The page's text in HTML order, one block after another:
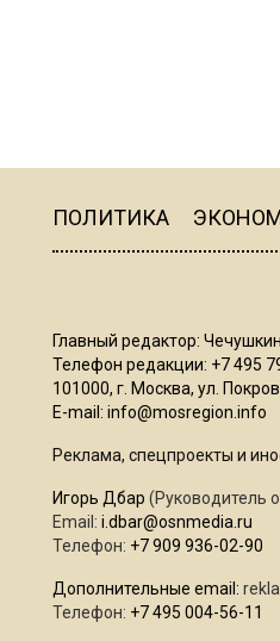
ПОЛИТИКА
Главный редактор:
Телефон редакции: +7 495
101000, г. Москва, ул.
E-mail: info@mosregion.info
Реклама, спецпроекты и
Игорь Дбар (Руководитель
Email: i.dbar@osnmedia.ru
Телефон: +7 909 936-02-90
Дополнительные email:
Телефон: +7 495 004-56-11